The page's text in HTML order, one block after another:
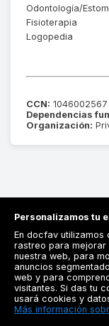
Odontología/
Fisioterapia
Logopedia
CCN: 1046002567
Dependencias
Organización:
Docfav
Personalizamos tu
En docfav
rastreo para mejorar
nuestra web, para
anuncios
web y para
visitantes. Si das tu
usará cookies y
Más información